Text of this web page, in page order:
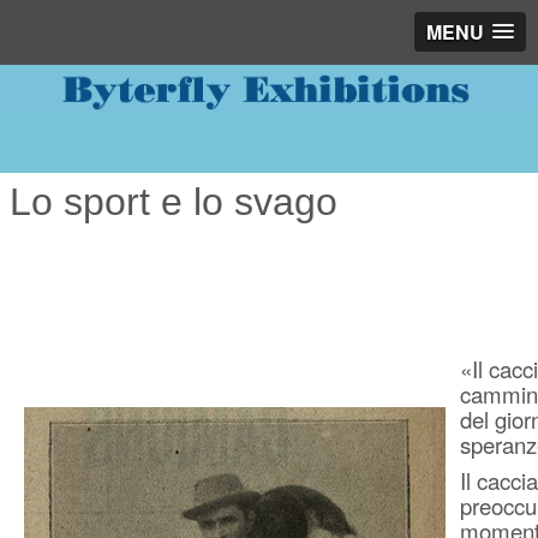
MENU
Lo sport e lo svago
«Il
del
Il